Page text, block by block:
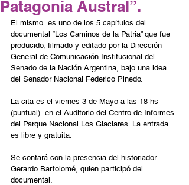
Patagonia Austral”.
El mismo  es uno de los 5 capítulos del
documental “Los Caminos de la Patria” que fue
producido, filmado y editado por la Dirección
General de Comunicación Institucional del
Senado de la Nación Argentina, bajo una idea
del Senador Nacional Federico Pinedo.
La cita es el viernes 3 de Mayo a las 18 hs
(puntual)  en el Auditorio del Centro de Informes
del Parque Nacional Los Glaciares. La entrada
es libre y gratuita.
Se contará con la presencia del historiador
Gerardo Bartolomé, quien participó del
documental.